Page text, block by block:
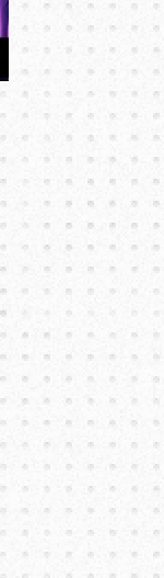
ッド」がど
としのエリ
グルになっ
心」の基本
ReadMore